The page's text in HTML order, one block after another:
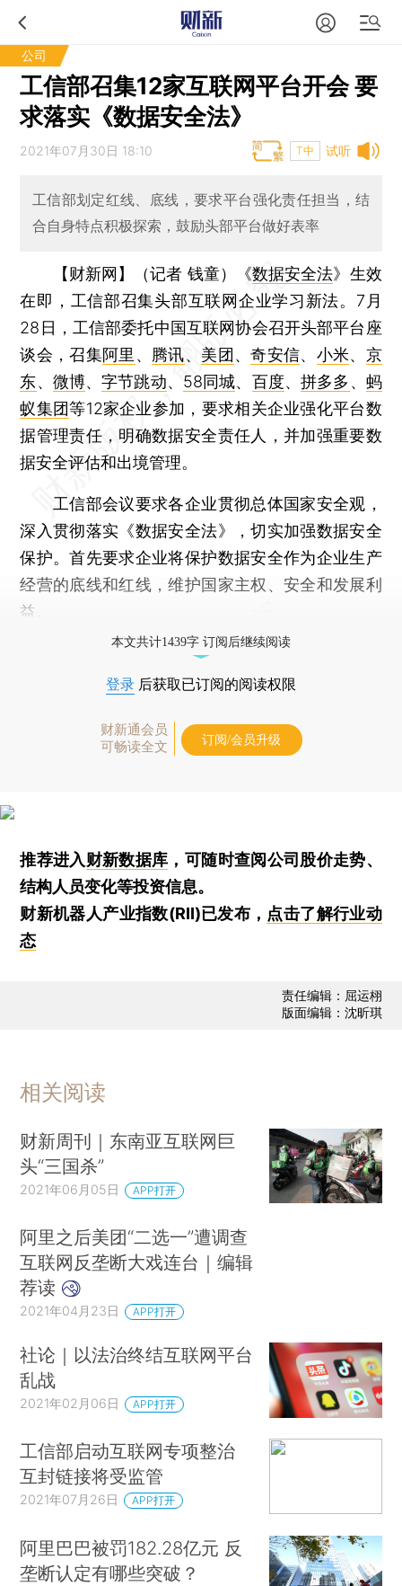
公司
工信部召集12家互联网平台开会 要
求落实《数据安全法》
试听
2021年07月30日 18:10 T中
工信部划定红线、底线，要求平台强化责任担当，结
合自身特点积极探索，鼓励头部平台做好表率
【财新网】（记者 钱童） 《数据安全法》生效
在即，工信部召集头部互联网企业学习新法。7月
28日，工信部委托中国互联网协会召开头部平台座
谈会，召集阿里 、 腾讯、 美团 、奇安信、 小米、 京
东、 微博、字节跳动、 58同城、 百度、拼多多 、 蚂
蚁集团等12家企业参加，要求相关企业强化平台数
据管理责任，明确数据安全责任人，并加强重要数
据安全评估和出境管理。
工信部会议要求各企业贯彻总体国家安全观，
深入贯彻落实《数据安全法》，切实加强数据安全
保护。首先要求企业将保护数据安全作为企业生产
经营的底线和红线，维护国家主权、安全和发展利
益。
本文共计1439字 订阅后继续阅读
登录 后获取已订阅的阅读权限
财新通会员
可畅读全文
订阅/会员升级
推荐进入财新数据库 ，可随时查阅公司股价走势、
结构人员变化等投资信息。
财新机器人产业指数(RII)已发布， 点击了解行业动
态
责任编辑：屈运栩
版面编辑：沈昕琪
相关阅读
财新周刊｜东南亚互联网巨
头“三国杀”
2021年06月05日 APP打开
阿里之后美团“二选一”遭调查
互联网反垄断大戏连台｜编辑
荐读
2021年04月23日 APP打开
社论｜以法治终结互联网平台
乱战
2021年02月06日 APP打开
工信部启动互联网专项整治
互封链接将受监管
2021年07月26日 APP打开
阿里巴巴被罚182.28亿元 反
垄断认定有哪些突破？